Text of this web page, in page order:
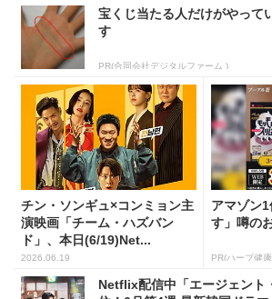
宝くじ当たる人だけがやって
す
PR(合同会社デジタルファーム )
チン・ソンギュ×コンミョン主
演映画「チーム・ハズバン
ド」、本日(6/19)Net...
2026.06.19
アマゾン
す」噂の
PR(ハーブ健
Netflix配信中「エージェント